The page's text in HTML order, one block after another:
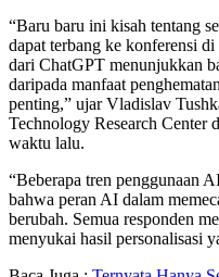
“Baru baru ini kisah tentang
dapat terbang ke konferensi
dari ChatGPT menunjukkan
daripada manfaat
penting,” ujar Vladislav
Technology Research Center
waktu lalu.
“Beberapa tren penggunaan
bahwa peran AI dalam
berubah. Semua responden
menyukai hasil personalisasi